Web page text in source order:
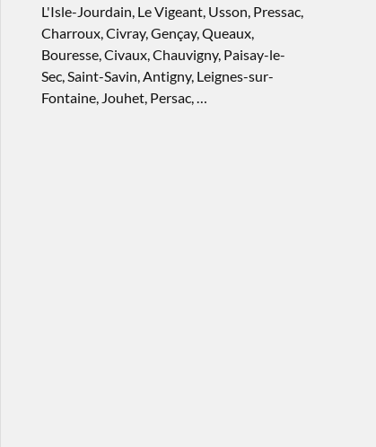
L'Isle-Jourdain, Le Vigeant, Usson, Pressac,
Charroux, Civray, Gençay, Queaux,
Bouresse, Civaux, Chauvigny, Paisay-le-
Sec, Saint-Savin, Antigny, Leignes-sur-
Fontaine, Jouhet, Persac, …